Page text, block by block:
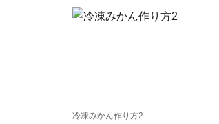
冷凍みかん作り方2